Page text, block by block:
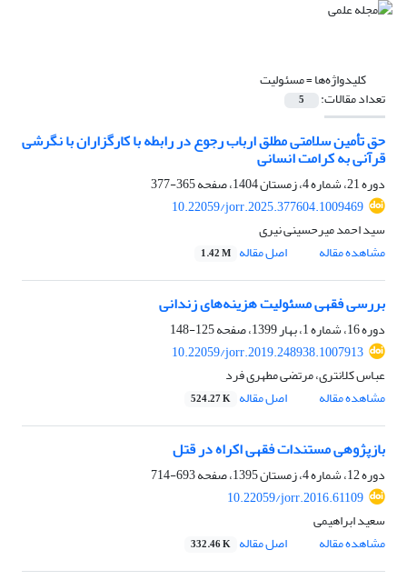
کلیدواژه‌ها =مسئولیت
تعداد مقالات: 5
حق تأمین سلامتی مطلق ارباب رجوع در رابطه با کارگزاران با نگرشی
قرآنی به کرامت انسانی
دوره 21، شماره 4، زمستان 1404، صفحه
365-377
10.22059/jorr.2025.377604.1009469
سید احمد میرحسینی نیری
مشاهده مقاله
اصل مقاله 1.42 M
بررسی فقهی مسئولیت هزینه‌های زندانی
دوره 16، شماره 1، بهار 1399، صفحه
125-148
10.22059/jorr.2019.248938.1007913
عباس کلانتری، مرتضی مطهری فرد
مشاهده مقاله
اصل مقاله 524.27 K
بازپژوهی مستندات فقهی اکراه در قتل
دوره 12، شماره 4، زمستان 1395، صفحه
693-714
10.22059/jorr.2016.61109
سعید ابراهیمی
مشاهده مقاله
اصل مقاله 332.46 K